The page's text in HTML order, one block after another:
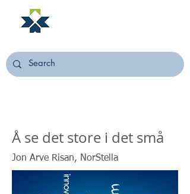
Å se det store i det små
Jon Arve Risan, NorStella